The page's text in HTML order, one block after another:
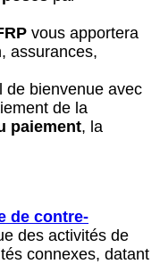
vous apportera
assurances,
de bienvenue avec
de la
paiement, la
de contre-
des activités de
connexes, datant